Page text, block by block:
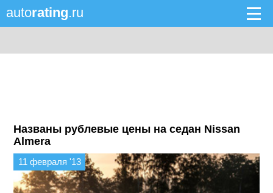
autorating.ru
Названы рублевые цены на седан Nissan
Almera
11 февраля '13